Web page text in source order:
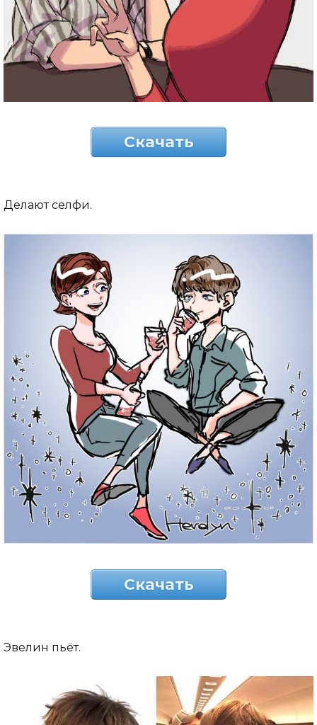
Скачать
Делают селфи.
Скачать
Эвелин пьёт.